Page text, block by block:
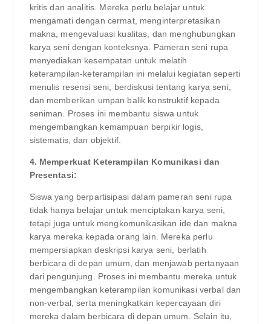
kritis dan analitis. Mereka perlu belajar untuk
mengamati dengan cermat, menginterpretasikan
makna, mengevaluasi kualitas, dan menghubungkan
karya seni dengan konteksnya. Pameran seni rupa
menyediakan kesempatan untuk melatih
keterampilan-keterampilan ini melalui kegiatan seperti
menulis resensi seni, berdiskusi tentang karya seni,
dan memberikan umpan balik konstruktif kepada
seniman. Proses ini membantu siswa untuk
mengembangkan kemampuan berpikir logis,
sistematis, dan objektif.
4. Memperkuat Keterampilan Komunikasi dan
Presentasi:
Siswa yang berpartisipasi dalam pameran seni rupa
tidak hanya belajar untuk menciptakan karya seni,
tetapi juga untuk mengkomunikasikan ide dan makna
karya mereka kepada orang lain. Mereka perlu
mempersiapkan deskripsi karya seni, berlatih
berbicara di depan umum, dan menjawab pertanyaan
dari pengunjung. Proses ini membantu mereka untuk
mengembangkan keterampilan komunikasi verbal dan
non-verbal, serta meningkatkan kepercayaan diri
mereka dalam berbicara di depan umum. Selain itu,